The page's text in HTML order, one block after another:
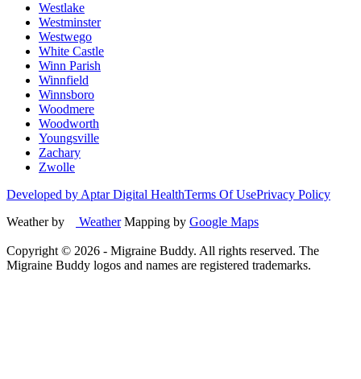
Westlake
Westminster
Westwego
White Castle
Winn Parish
Winnfield
Winnsboro
Woodmere
Woodworth
Youngsville
Zachary
Zwolle
Developed by Aptar Digital HealthTerms Of UsePrivacy Policy
Weather by
WeatherMapping by Google Maps
Copyright © 2026 - Migraine Buddy. All rights reserved. The
Migraine Buddy logos and names are registered trademarks.